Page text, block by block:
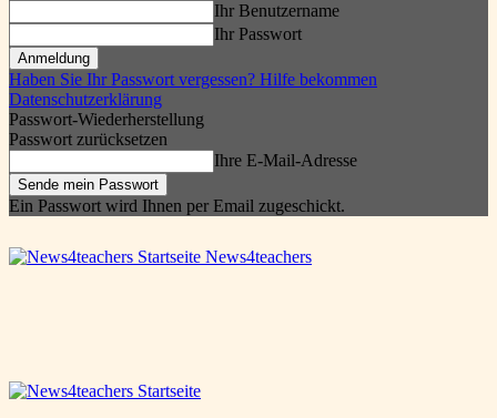
Ihr Benutzername
Ihr Passwort
Haben Sie Ihr Passwort vergessen? Hilfe bekommen
Datenschutzerklärung
Passwort-Wiederherstellung
Passwort zurücksetzen
Ihre E-Mail-Adresse
Ein Passwort wird Ihnen per Email zugeschickt.
News4teachers